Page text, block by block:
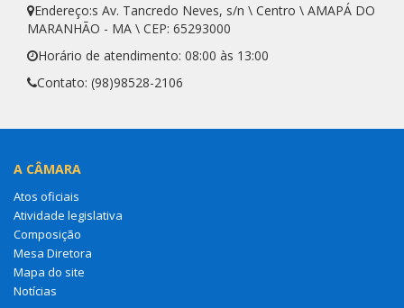
Endereço:s Av. Tancredo Neves, s/n \ Centro \ AMAPÁ DO
MARANHÃO - MA \ CEP: 65293000
Horário de atendimento: 08:00 às 13:00
Contato: (98)98528-2106
A CÂMARA
Atos oficiais
Atividade legislativa
Composição
Mesa Diretora
Mapa do site
Notícias